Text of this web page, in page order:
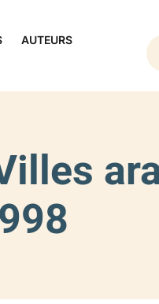
AUTEURS